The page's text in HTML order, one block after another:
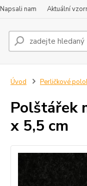
Napsali nam Aktuální
Úvod Perličkové
Polštářek
x 5,5 cm